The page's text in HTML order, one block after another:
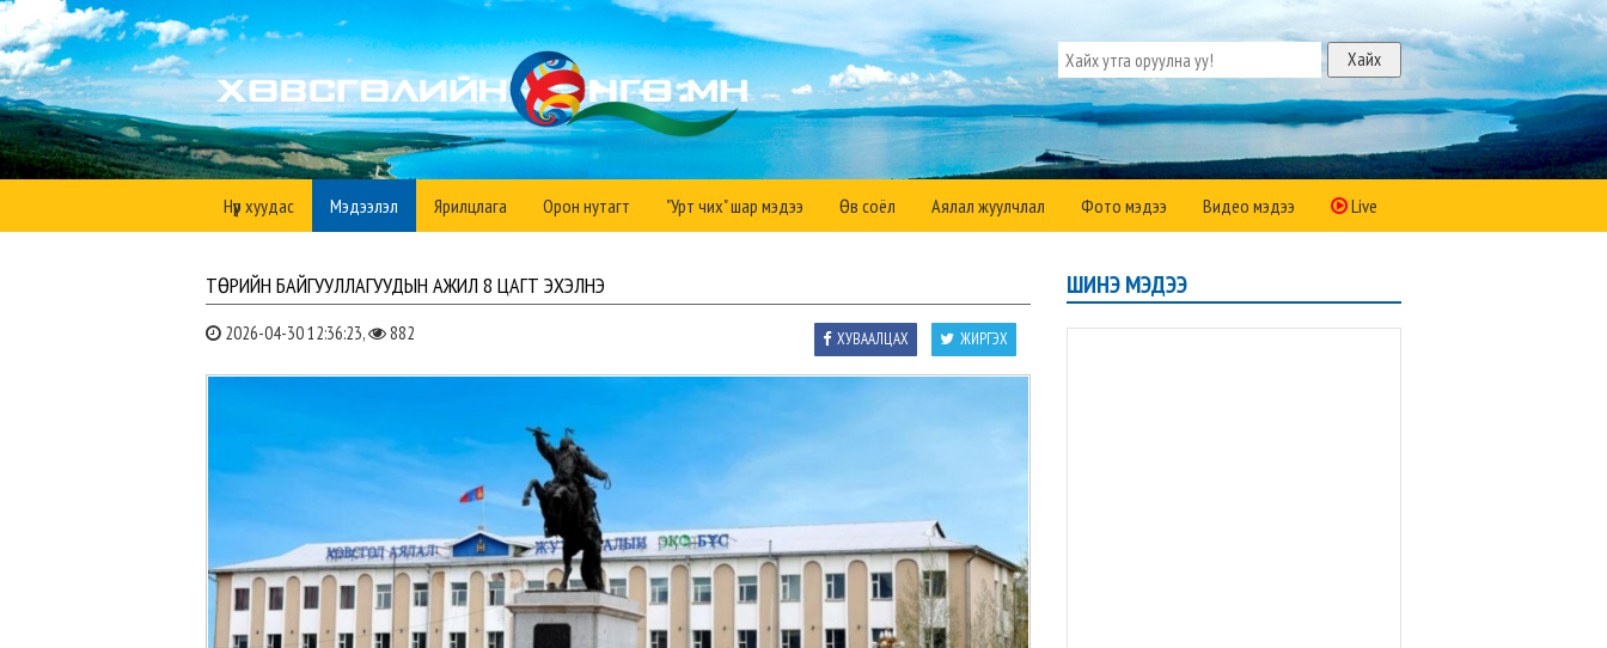
Нүүр хуудас Мэдээлэл Ярилцлага Орон нутагт "Урт чих" шар мэдээ Өв соёл Аялал жуулчлал Фото мэдээ Видео мэдээ Live
ТӨРИЙН БАЙГУУЛЛАГУУДЫН АЖИЛ 8 ЦАГТ ЭХЭЛНЭ
2026-04-30 12:36:23, 882 ЖИРГЭХ
ХУВААЛЦАХ
ШИНЭ МЭДЭЭ